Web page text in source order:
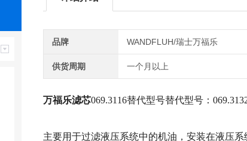
品牌 WANDFLUH/瑞士万福乐
供货周期 一个月以上
万福乐滤芯069.3116替代型号替代型号：
主要用于过滤液压系统中的机油，安装在液压